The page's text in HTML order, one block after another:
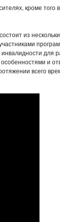
кроме того
из
для
и
всего